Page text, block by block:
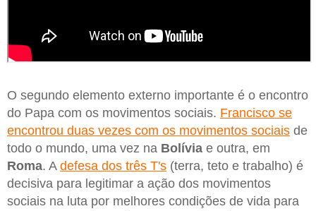
O segundo elemento externo importante é o encontro
do Papa com os movimentos sociais. Francisco se
encontrou duas vezes com os movimentos sociais de
todo o mundo, uma vez na Bolívia e outra, em
Roma. A defesa dos três T's (terra, teto e trabalho) é
decisiva para legitimar a ação dos movimentos
sociais na luta por melhores condições de vida para